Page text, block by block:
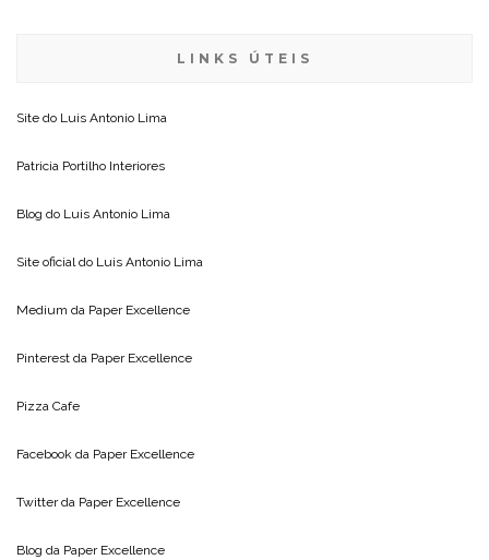
LINKS ÚTEIS
Site do Luis Antonio Lima
Patricia Portilho Interiores
Blog do Luis Antonio Lima
Site oficial do Luis Antonio Lima
Medium da Paper Excellence
Pinterest da Paper Excellence
Pizza Cafe
Facebook da Paper Excellence
Twitter da Paper Excellence
Blog da Paper Excellence